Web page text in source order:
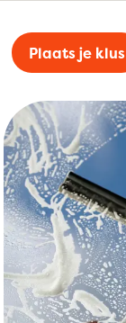
Plaats je klus